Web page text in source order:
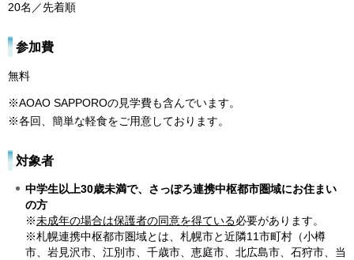
20名／先着順
参加費
無料
※AOAO SAPPOROの見学費も含んでいます。
※各回、簡単な軽食をご用意しております。
対象者
中学生以上30歳未満で、さっぽろ連携中枢都市圏域にお住まい
の方
※未成年の場合は保護者の同意を得ている必要があります。
※札幌連携中枢都市圏域とは、札幌市と近隣11市町村（小樽
市、岩見沢市、江別市、千歳市、恵庭市、北広島市、石狩市、当